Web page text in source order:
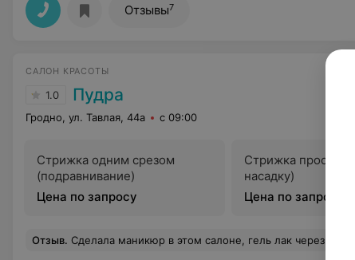
Отзывы7
САЛОН КРАСОТЫ
1.0 Пудра
Гродно, ул. Тавлая, 44а с 09:00
Стрижка одним срезом
(подравнивание)
Цена по запросу
Стрижка простая
насадку)
Цена по запросу
Отзыв. Сделала маникюр в этом салоне, гель лак через пару дней начал